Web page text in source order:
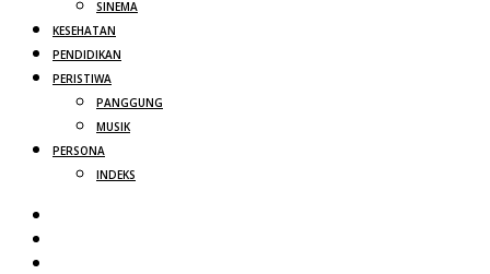
SINEMA
KESEHATAN
PENDIDIKAN
PERISTIWA
PANGGUNG
MUSIK
PERSONA
INDEKS